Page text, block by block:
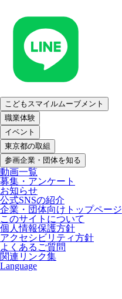
こどもスマイルムーブメント
職業体験
イベント
東京都の取組
参画企業・団体を知る
動画一覧
募集・アンケート
お知らせ
公式SNSの紹介
企業・団体向けトップページ
このサイトについて
個人情報保護方針
アクセシビリティ方針
よくあるご質問
関連リンク集
Language